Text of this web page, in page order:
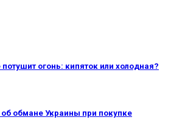
огонь: кипяток или холодная?
обмане Украины при покупке